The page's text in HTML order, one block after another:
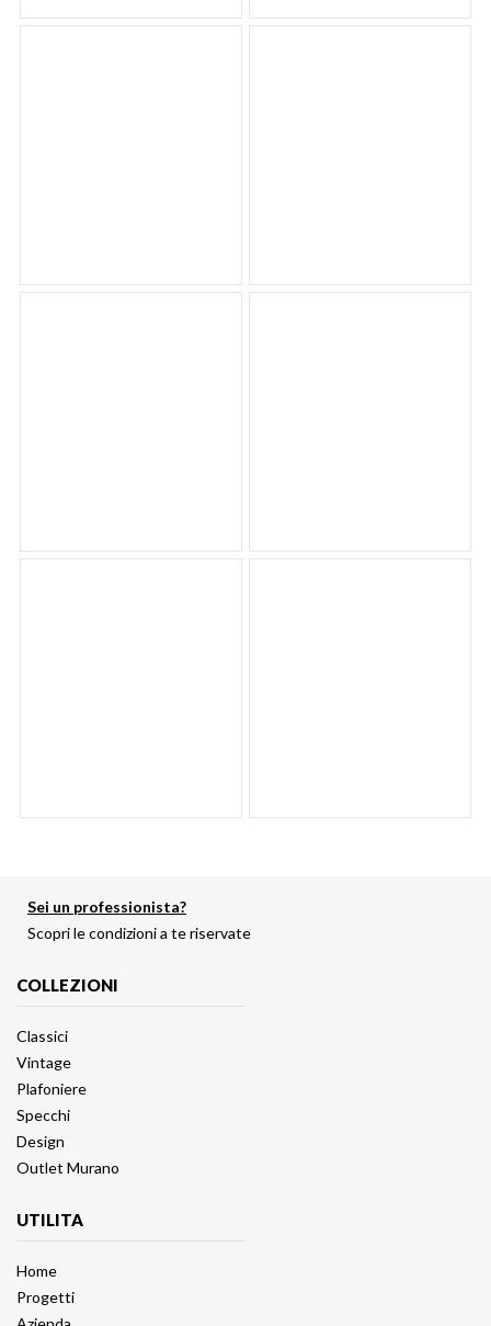
Sei un professionista?
Scopri le condizioni a te riservate
COLLEZIONI
Classici
Vintage
Plafoniere
Specchi
Design
Outlet Murano
UTILITA
Home
Progetti